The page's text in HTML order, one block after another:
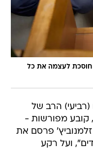
חוסכת לעצמה את כל
הרב של
קובע מפורשות -
זלמנוביץ' פרסם את
ועל רקע